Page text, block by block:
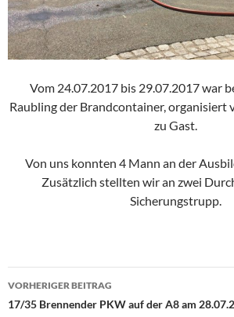
Vom 24.07.2017 bis 29.07.2017 war
Raubling der Brandcontainer, organisiert
zu Gast.
Von uns konnten 4 Mann an der
Zusätzlich stellten wir an zwei
Sicherungstrupp.
Beitragsnavigation
VORHERIGER BEITRAG
17/35 Brennender PKW auf der A8 am